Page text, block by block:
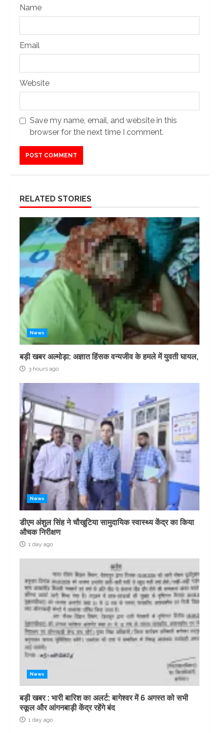
Name
Email
Website
Save my name, email, and website in this
browser for the next time I comment.
RELATED STORIES
News
बड़ी खबर अल्मोड़ा: अज्ञात हिंसक वन्यजीव के हमले में युवती घायल,
3 hours ago
News
डीएम अंशुल सिंह ने चौखुटिया सामुदायिक स्वास्थ्य केंद्र का किया
औचक निरीक्षण
1 day ago
News
बड़ी खबर : भारी बारिश का अलर्ट: बागेश्वर में 6 अगस्त को सभी
स्कूल और आंगनबाड़ी केंद्र रहेंगे बंद
1 day ago